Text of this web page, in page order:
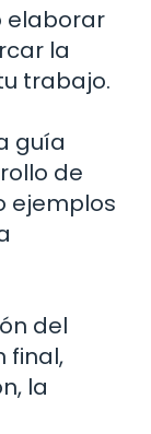
elaborar
la
trabajo.
guía
de
ejemplos
del
final,
la